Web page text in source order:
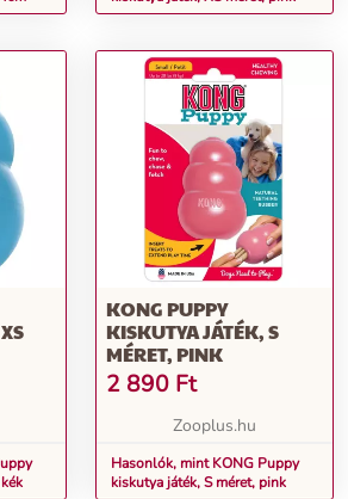
KONG PUPPY
KISKUTYA JÁTÉK, S
MÉRET, PINK
2 890 Ft
Zooplus.hu
Hasonlók, mint KONG Puppy
kiskutya játék, S méret, pink